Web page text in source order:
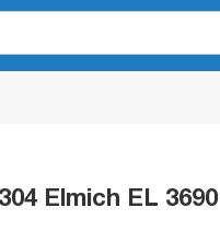
Elmich EL